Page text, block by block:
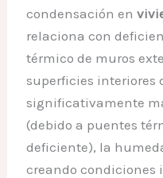
condensación en
relaciona con
térmico de muros
superficies interiores
significativamente
(debido a puentes
deficiente), la
creando condiciones